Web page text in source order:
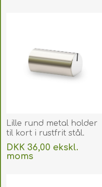
Lille rund metal holder
til kort i rustfrit stål.
60270225
DKK 36,00 ekskl.
moms